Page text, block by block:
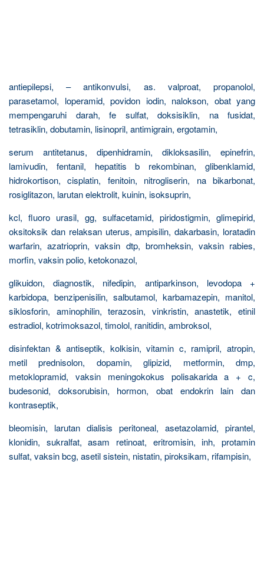
antiepilepsi, – antikonvulsi, as. valproat, propanolol,
parasetamol, loperamid, povidon iodin, nalokson, obat yang
mempengaruhi darah, fe sulfat, doksisiklin, na fusidat,
tetrasiklin, dobutamin, lisinopril, antimigrain, ergotamin,
serum antitetanus, dipenhidramin, dikloksasilin, epinefrin,
lamivudin, fentanil, hepatitis b rekombinan, glibenklamid,
hidrokortison, cisplatin, fenitoin, nitrogliserin, na bikarbonat,
rosiglitazon, larutan elektrolit, kuinin, isoksuprin,
kcl, fluoro urasil, gg, sulfacetamid, piridostigmin, glimepirid,
oksitoksik dan relaksan uterus, ampisilin, dakarbasin, loratadin
warfarin, azatrioprin, vaksin dtp, bromheksin, vaksin rabies,
morfin, vaksin polio, ketokonazol,
glikuidon, diagnostik, nifedipin, antiparkinson, levodopa +
karbidopa, benzipenisilin, salbutamol, karbamazepin, manitol,
siklosforin, aminophilin, terazosin, vinkristin, anastetik, etinil
estradiol, kotrimoksazol, timolol, ranitidin, ambroksol,
disinfektan & antiseptik, kolkisin, vitamin c, ramipril, atropin,
metil prednisolon, dopamin, glipizid, metformin, dmp,
metoklopramid, vaksin meningokokus polisakarida a + c,
budesonid, doksorubisin, hormon, obat endokrin lain dan
kontraseptik,
bleomisin, larutan dialisis peritoneal, asetazolamid, pirantel,
klonidin, sukralfat, asam retinoat, eritromisin, inh, protamin
sulfat, vaksin bcg, asetil sistein, nistatin, piroksikam, rifampisin,